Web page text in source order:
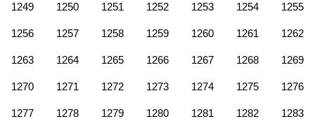
1249 1250 1251 1252 1253 1254 1255
1256 1257 1258 1259 1260 1261 1262
1263 1264 1265 1266 1267 1268 1269
1270 1271 1272 1273 1274 1275 1276
1277 1278 1279 1280 1281 1282 1283